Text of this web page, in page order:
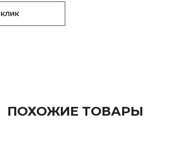
ПОХОЖИЕ ТОВАРЫ